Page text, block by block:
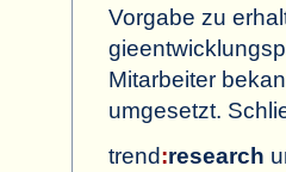
Vorgabe zu
Mitarbeiter
umgesetzt.
trend:research